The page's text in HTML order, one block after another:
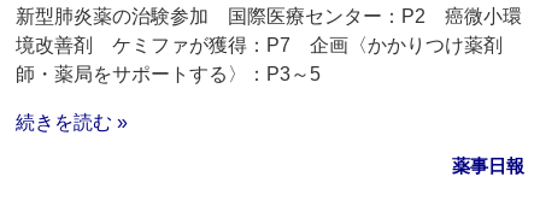
新型肺炎薬の治験参加 国際医療センター：P2 癌微小環
境改善剤 ケミファが獲得：P7 企画〈かかりつけ薬剤
師・薬局をサポートする〉：P3～5
続きを読む »
薬事日報